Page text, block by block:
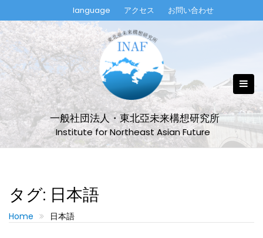
to
content
language アクセス お問い合わせ
一般社団法人・東北亞未来構想研究所
Institute for Northeast Asian Future
タグ: 日本語
Home 日本語